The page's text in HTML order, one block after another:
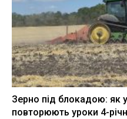
Зерно під блокадою: як
повторюють уроки 4-